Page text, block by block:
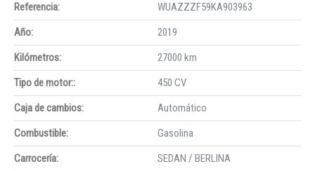
Referencia:
WUAZZZF59KA903963
Año:
2019
Kilómetros:
27000 km
Tipo de motor::
450 CV
Caja de cambios:
Automático
Combustible:
Gasolina
Carrocería:
SEDAN / BERLINA